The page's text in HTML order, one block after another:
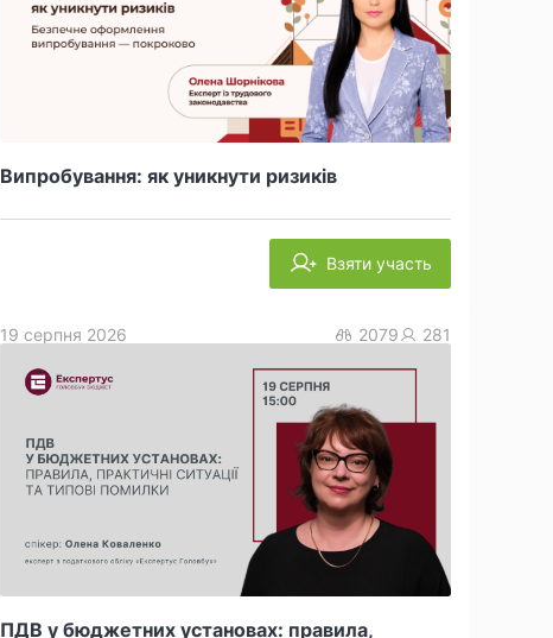
Випробування: як уникнути ризиків
Взяти участь
ПДВ у бюджетних установах: правила,
19 серпня 2026 2079 281